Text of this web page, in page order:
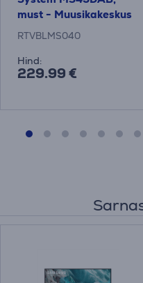
must - Muusikakeskus
RTVBLMS040
Hind:
229.99 €